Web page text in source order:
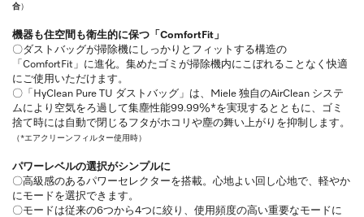
合）
機器も住空間も衛生的に保つ「ComfortFit」
〇ダストバッグが掃除機にしっかりとフィットする構造の
「ComfortFit」に進化。集めたゴミが掃除機内にこぼれることなく快適
にご使用いただけます。
〇「HyClean Pure TU ダストバッグ」は、Miele 独自のAirClean システ
ムにより空気をろ過して集塵性能99.99%*を実現するとともに、ゴミ
捨て時には自動で閉じるフタがホコリや塵の舞い上がりを抑制します。
（*エアクリーンフィルター使用時）
パワーレベルの選択がシンプルに
〇高級感のあるパワーセレクターを搭載。心地よい回し心地で、軽やか
にモードを選択できます。
〇モードは従来の6つから4つに絞り、使用頻度の高い重要なモードに